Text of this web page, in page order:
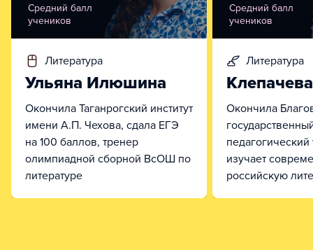
Средний балл
учеников
литература
Ульяна Илюшина
Окончила Таганрогский институт
имени А.П. Чехова, сдала ЕГЭ
на 100 баллов, тренер
олимпиадной сборной ВсОШ по
литературе
Средний балл
учеников
литература
Окончила
педагогический
изучает
российскую